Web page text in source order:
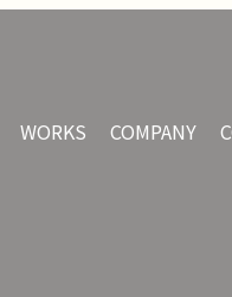
WORKS COMPANY